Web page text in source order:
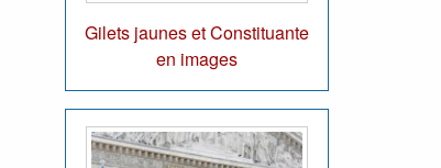
Gilets jaunes et Constituante
en images